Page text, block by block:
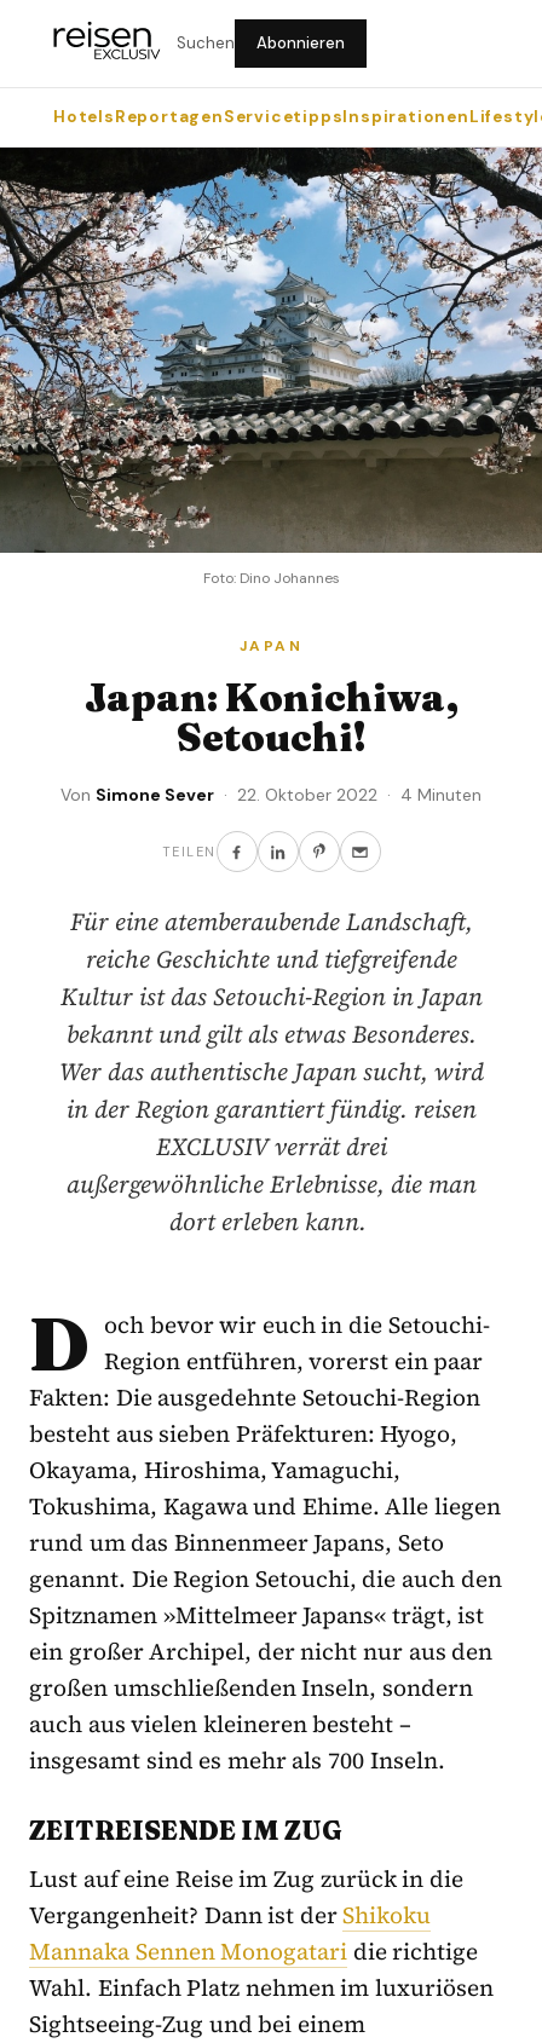
Suchen Abonnieren
HotelsReportagenServicetippsInspirationen
Foto: Dino Johannes
JAPAN
Japan: Konichiwa,
Setouchi!
Von Simone Sever · 22. Oktober 2022 · 4 Minuten
TEILEN
Für eine atemberaubende Landschaft,
reiche Geschichte und tiefgreifende
Kultur ist das Setouchi-Region in Japan
bekannt und gilt als etwas Besonderes.
Wer das authentische Japan sucht, wird
in der Region garantiert fündig. reisen
EXCLUSIV verrät drei
außergewöhnliche Erlebnisse, die man
dort erleben kann.
D och bevor wir euch in die Setouchi-
Region entführen, vorerst ein paar
Fakten: Die ausgedehnte Setouchi-Region
besteht aus sieben Präfekturen: Hyogo,
Okayama, Hiroshima, Yamaguchi,
Tokushima, Kagawa und Ehime. Alle liegen
rund um das Binnenmeer Japans, Seto
genannt. Die Region Setouchi, die auch den
Spitznamen »Mittelmeer Japans« trägt, ist
ein großer Archipel, der nicht nur aus den
großen umschließenden Inseln, sondern
auch aus vielen kleineren besteht –
insgesamt sind es mehr als 700 Inseln.
ZEITREISENDE IM ZUG
Lust auf eine Reise im Zug zurück in die
Vergangenheit? Dann ist derShikoku
Mannaka Sennen Monogatari die richtige
Wahl. Einfach Platz nehmen im luxuriösen
Sightseeing-Zug und bei einem